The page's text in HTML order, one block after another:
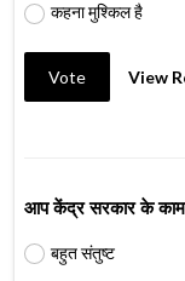
कहना मुश्किल है
Vote View
आप केंद्र सरकार के
बहुत संतुष्ट